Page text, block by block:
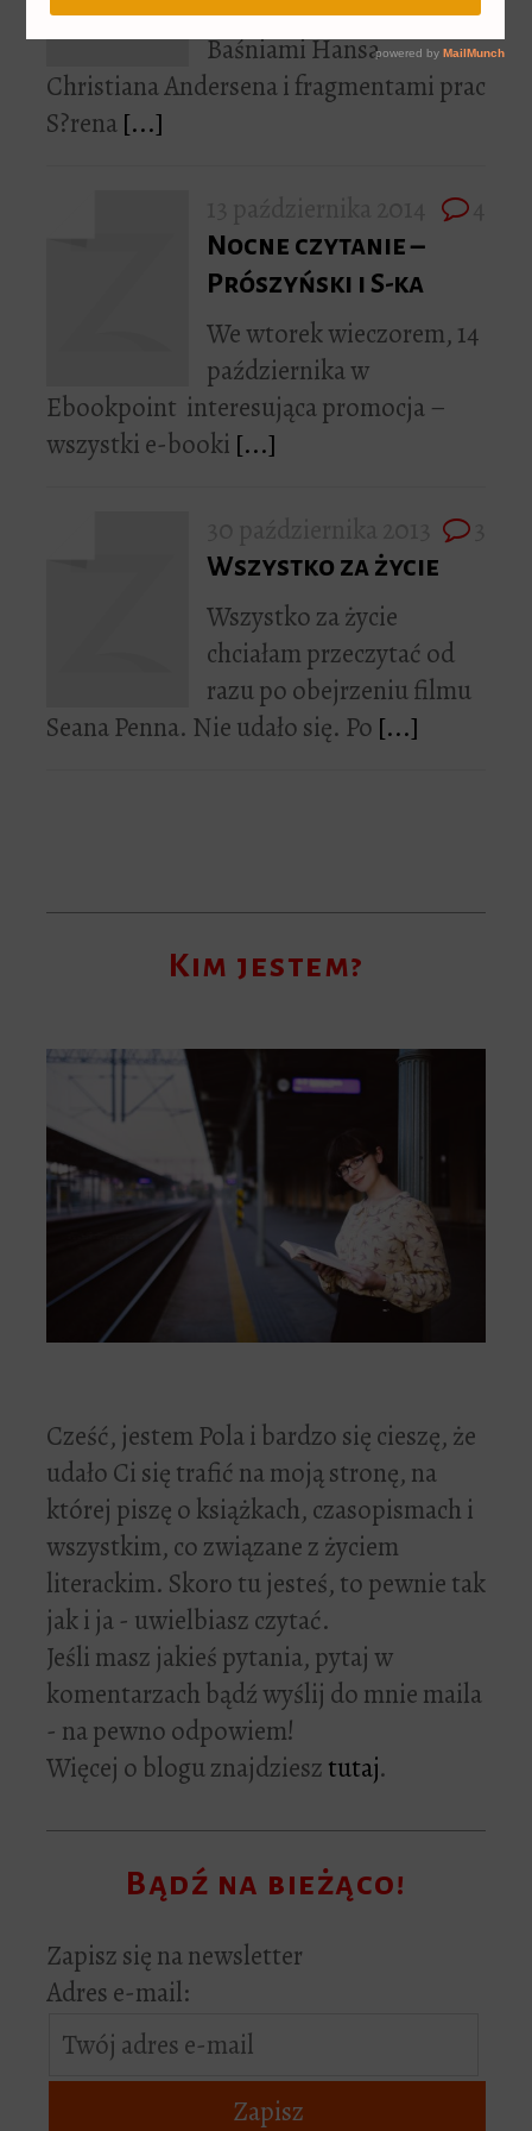
Bodelsena to, poza
Baśniami Hansa
Christiana Andersena i fragmentami prac
S?rena[...]
Nocne czytanie –
Prószyński i S-ka
We wtorek wieczorem, 14
października w
Ebookpoint interesująca promocja –
wszystki e-booki [...]
Wszystko za życie
Wszystko za życie
chciałam przeczytać od
razu po obejrzeniu filmu
Seana Penna. Nie udało się. Po [...]
Kim jestem?
Cześć, jestem Pola i bardzo się cieszę, że
udało Ci się trafić na moją stronę, na
której piszę o książkach, czasopismach i
wszystkim, co związane z życiem
literackim. Skoro tu jesteś, to pewnie tak
jak i ja - uwielbiasz czytać.
Jeśli masz jakieś pytania, pytaj w
komentarzach bądź wyślij do mnie maila
- na pewno odpowiem!
Więcej o blogu znajdziesztutaj.
Bądź na bieżąco!
Zapisz się na newsletter
Adres e-mail: